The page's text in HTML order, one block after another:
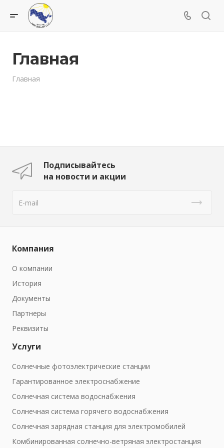
Главная
Главная
Подписывайтесь
на новости и акции
Компания
О компании
История
Документы
Партнеры
Реквизиты
Услуги
Солнечные фотоэлектрические станции
Гарантированное электроснабжение
Солнечная система водоснабжения
Солнечная система горячего водоснабжения
Солнечная зарядная станция для электромобилей
Комбинированная солнечно-ветряная электростанция